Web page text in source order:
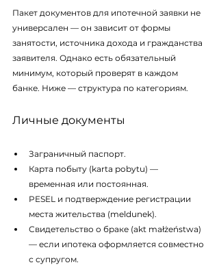
Пакет документов для ипотечной заявки не
универсален — он зависит от формы
занятости, источника дохода и гражданства
заявителя. Однако есть обязательный
минимум, который проверят в каждом
банке. Ниже — структура по категориям.
Личные документы
Заграничный паспорт.
Карта побыту (karta pobytu) —
временная или постоянная.
PESEL и подтверждение регистрации
места жительства (meldunek).
Свидетельство о браке (akt małżeństwa)
— если ипотека оформляется совместно
с супругом.